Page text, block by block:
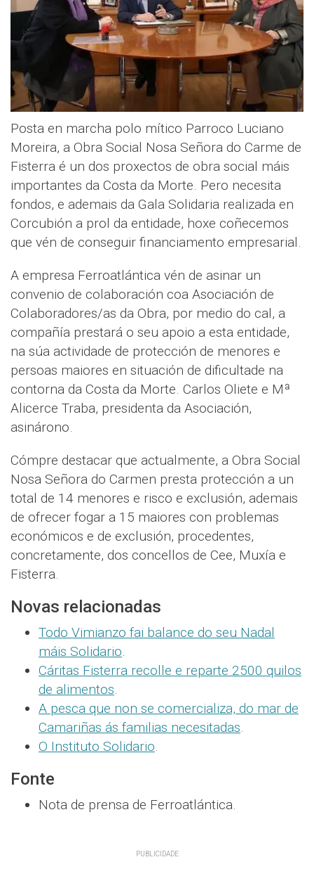
Posta en marcha polo mítico Parroco Luciano
Moreira, a Obra Social Nosa Señora do Carme de
Fisterra é un dos proxectos de obra social máis
importantes da Costa da Morte. Pero necesita
fondos, e ademais da Gala Solidaria realizada en
Corcubión a prol da entidade, hoxe coñecemos
que vén de conseguir financiamento empresarial.
A empresa Ferroatlántica vén de asinar un
convenio de colaboración coa Asociación de
Colaboradores/as da Obra, por medio do cal, a
compañía prestará o seu apoio a esta entidade,
na súa actividade de protección de menores e
persoas maiores en situación de dificultade na
contorna da Costa da Morte. Carlos Oliete e Mª
Alicerce Traba, presidenta da Asociación,
asinárono.
Cómpre destacar que actualmente, a Obra Social
Nosa Señora do Carmen presta protección a un
total de 14 menores e risco e exclusión, ademais
de ofrecer fogar a 15 maiores con problemas
económicos e de exclusión, procedentes,
concretamente, dos concellos de Cee, Muxía e
Fisterra.
Novas relacionadas
Todo Vimianzo fai balance do seu Nadal
máis Solidario.
Cáritas Fisterra recolle e reparte 2500 quilos
de alimentos.
A pesca que non se comercializa, do mar de
Camariñas ás familias necesitadas.
O Instituto Solidario.
Fonte
Nota de prensa de Ferroatlántica.